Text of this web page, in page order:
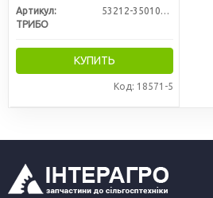
Артикул:
53212-3501090(5511)
ТРИБО
КУПИТЬ
Код: 18571-5